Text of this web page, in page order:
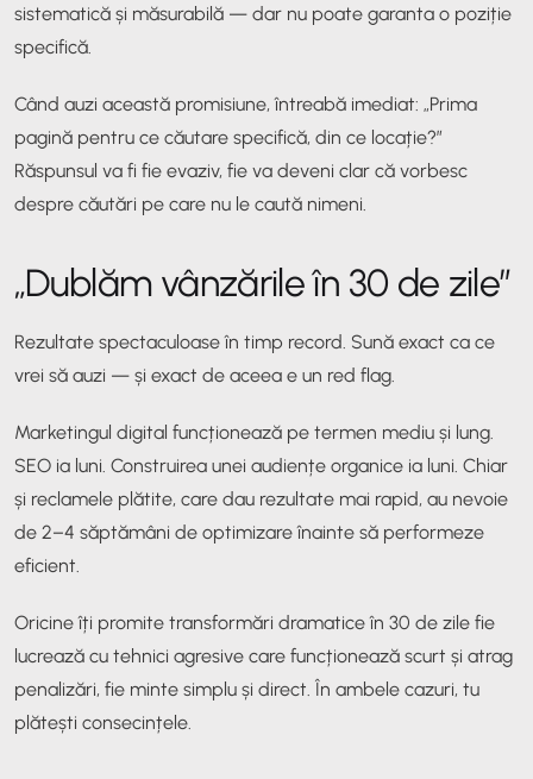
sistematică și măsurabilă — dar nu poate garanta o poziție
specifică.
Când auzi această promisiune, întreabă imediat: „Prima
pagină pentru ce căutare specifică, din ce locație?”
Răspunsul va fi fie evaziv, fie va deveni clar că vorbesc
despre căutări pe care nu le caută nimeni.
„Dublăm vânzările în 30 de zile”
Rezultate spectaculoase în timp record. Sună exact ca ce
vrei să auzi — și exact de aceea e un red flag.
Marketingul digital funcționează pe termen mediu și lung.
SEO ia luni. Construirea unei audiențe organice ia luni. Chiar
și reclamele plătite, care dau rezultate mai rapid, au nevoie
de 2–4 săptămâni de optimizare înainte să performeze
eficient.
Oricine îți promite transformări dramatice în 30 de zile fie
lucrează cu tehnici agresive care funcționează scurt și atrag
penalizări, fie minte simplu și direct. În ambele cazuri, tu
plătești consecințele.